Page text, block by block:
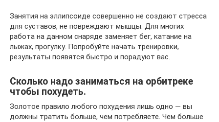
Занятия на эллипсоиде совершенно не создают стресса
для суставов, не повреждают мышцы. Для многих
работа на данном снаряде заменяет бег, катание на
лыжах, прогулку. Попробуйте начать тренировки,
результаты появятся быстро и порадуют вас.
Сколько надо заниматься на орбитреке
чтобы похудеть.
Золотое правило любого похудения лишь одно — вы
должны тратить больше, чем потребляете. Чем больше